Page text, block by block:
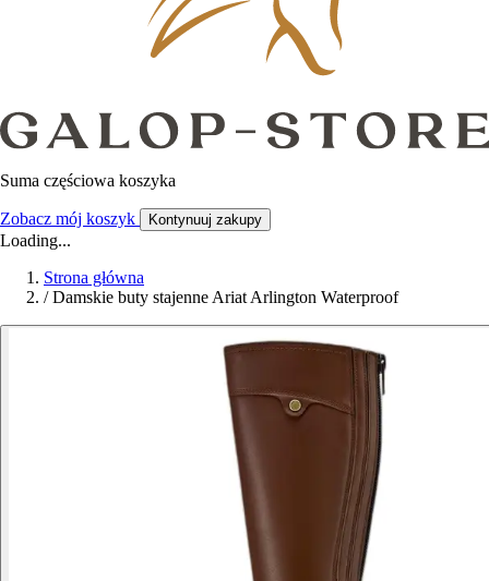
Suma częściowa koszyka
Zobacz mój koszyk Kontynuuj zakupy
Loading...
Strona główna
/ Damskie buty stajenne Ariat Arlington Waterproof